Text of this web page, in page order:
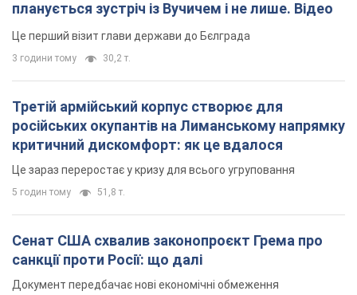
планується зустріч із Вучичем і не лише. Відео
Це перший візит глави держави до Бєлграда
3 години тому 30,2 т.
Третій армійський корпус створює для
російських окупантів на Лиманському напрямку
критичний дискомфорт: як це вдалося
Це зараз переростає у кризу для всього угруповання
5 годин тому 51,8 т.
Сенат США схвалив законопроєкт Грема про
санкції проти Росії: що далі
Документ передбачає нові економічні обмеження